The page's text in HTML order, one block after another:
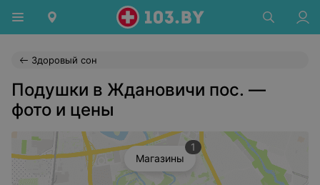
Здоровый сон
Подушки в Ждановичи пос. —
фото и цены
Магазины
1